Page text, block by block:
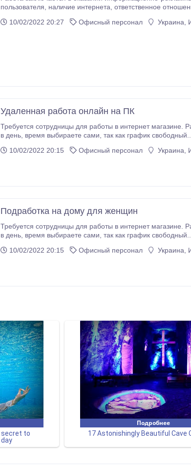
пользователя, наличие интернета, ответственное отношение к работе, желание обучаться, целеустремленность. График работы
10/02/2022 20:27
Офисный персонал Украина,
Удаленная работа онлайн на ПК
Требуется сотрудницы для работы в интернет магазине. Работа
в день, время выбираете сами, так как график свободный.. Есть возможность карьерного роста от менеджера до директора
10/02/2022 20:15
Офисный персонал Украина,
Подработка на дому для женщин
Требуется сотрудницы для работы в интернет магазине. Работа
в день, время выбираете сами, так как график свободный.. Есть возможность карьерного роста от менеджера до директора
10/02/2022 20:15
Офисный персонал Украина,